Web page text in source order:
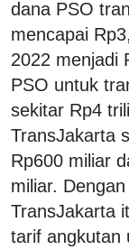
dana PSO
mencapai
2022 menjadi
PSO untuk
sekitar Rp4
TransJakarta
Rp600 miliar
miliar.
TransJakarta
tarif angkutan